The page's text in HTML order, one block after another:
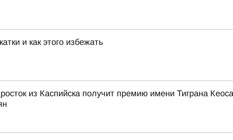
и как этого избежать
из Каспийска получит премию имени Тиграна